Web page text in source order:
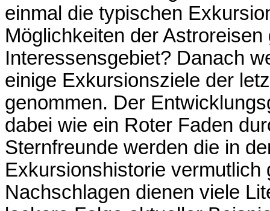
einmal die typischen
Möglichkeiten der
Interessensgebiet? Danach
einige Exkursionsziele der
genommen. Der
dabei wie ein Roter Faden
Sternfreunde werden die in
Exkursionshistorie vermutlich
Nachschlagen dienen viele